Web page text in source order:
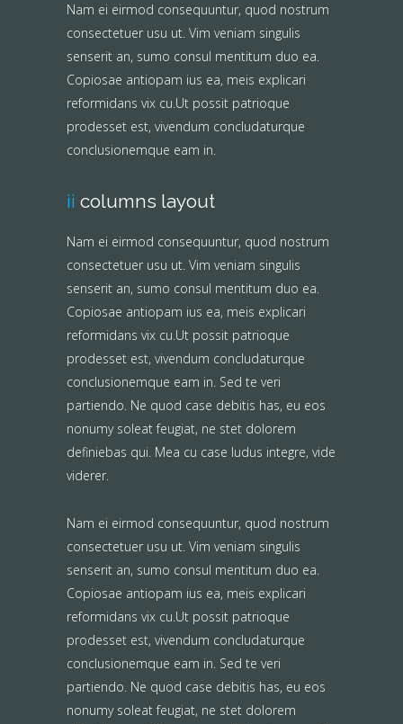
Nam ei eirmod consequuntur, quod nostrum
consectetuer usu ut. Vim veniam singulis
senserit an, sumo consul mentitum duo ea.
Copiosae antiopam ius ea, meis explicari
reformidans vix cu.Ut possit patrioque
prodesset est, vivendum concludaturque
conclusionemque eam in.
ii columns layout
Nam ei eirmod consequuntur, quod nostrum
consectetuer usu ut. Vim veniam singulis
senserit an, sumo consul mentitum duo ea.
Copiosae antiopam ius ea, meis explicari
reformidans vix cu.Ut possit patrioque
prodesset est, vivendum concludaturque
conclusionemque eam in. Sed te veri
partiendo. Ne quod case debitis has, eu eos
nonumy soleat feugiat, ne stet dolorem
definiebas qui. Mea cu case ludus integre, vide
viderer.
Nam ei eirmod consequuntur, quod nostrum
consectetuer usu ut. Vim veniam singulis
senserit an, sumo consul mentitum duo ea.
Copiosae antiopam ius ea, meis explicari
reformidans vix cu.Ut possit patrioque
prodesset est, vivendum concludaturque
conclusionemque eam in. Sed te veri
partiendo. Ne quod case debitis has, eu eos
nonumy soleat feugiat, ne stet dolorem